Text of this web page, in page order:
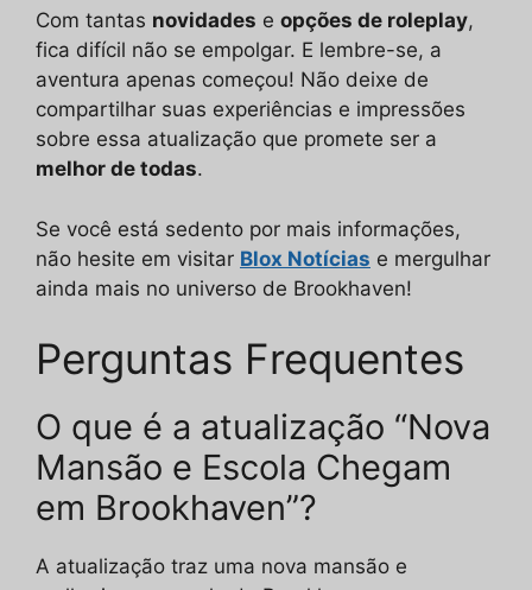
Com tantas novidades e opções de roleplay,
fica difícil não se empolgar. E lembre-se, a
aventura apenas começou! Não deixe de
compartilhar suas experiências e impressões
sobre essa atualização que promete ser a
melhor de todas.
Se você está sedento por mais informações,
não hesite em visitar Blox Notícias e mergulhar
ainda mais no universo de Brookhaven!
Perguntas Frequentes
O que é a atualização “Nova
Mansão e Escola Chegam
em Brookhaven”?
A atualização traz uma nova mansão e